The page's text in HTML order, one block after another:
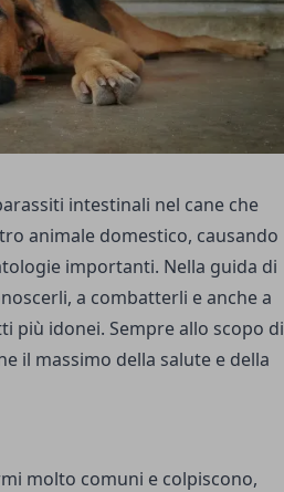
intestinali nel cane che
animale domestico, causando
importanti. Nella guida di
a combatterli e anche a
più idonei. Sempre allo scopo di
il massimo della salute e della
molto comuni e colpiscono,